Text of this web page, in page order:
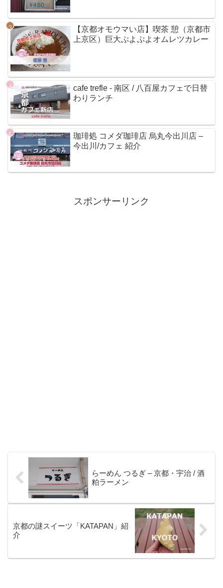
【京都オモウマい店】喫茶 憩（京都市
上京区）巨大ぷよぷよオムレツカレー
cafe trefle - 南区 / 八百屋カフェで日替
わりランチ
珈琲処 コメダ珈琲店 烏丸今出川店 –
今出川/カフェ 紹介
スポンサーリンク
らーめん つるぎ – 京都・宇治 / 酒
粕ラーメン
京都の謎スイーツ「KATAPAN」紹
介